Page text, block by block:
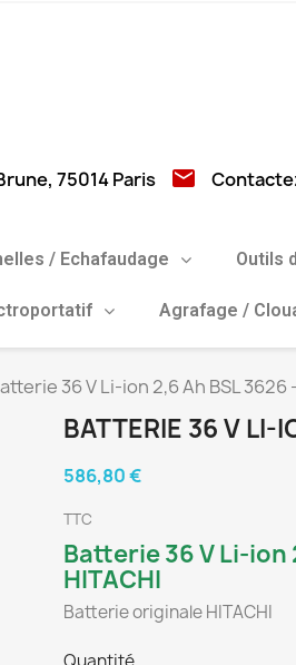
75014 Paris email
/ Echafaudage Outils
Agrafage /
36 V Li-ion 2,6 Ah BSL 3626
BATTERIE 36 V LI-
586,80 €
TTC
Batterie 36 V Li-ion
HITACHI
Batterie originale HITACHI